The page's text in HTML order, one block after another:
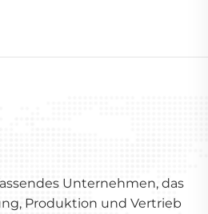
Unternehmen, das
Produktion und Vertrieb